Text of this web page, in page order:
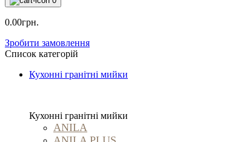
0.00грн.
Зробити замовлення
Список категорій
Кухонні гранітні мийки
Кухонні гранітні мийки
ANILA